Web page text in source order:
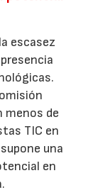
escasez
menos de
TIC en
una
en